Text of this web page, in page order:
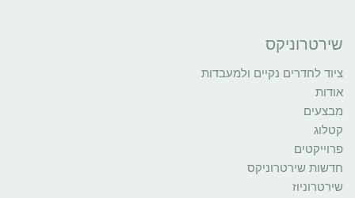
שירטרוניקס
ציוד לחדרים נקיים ולמעבדות
אודות
מבצעים
קטלוג
פרוייקטים
חדשות שירטרוניקס
שירטרוניוז